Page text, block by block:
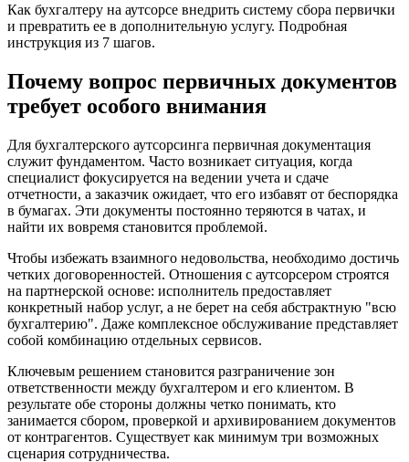
Как бухгалтеру на аутсорсе внедрить систему сбора первички
и превратить ее в дополнительную услугу. Подробная
инструкция из 7 шагов.
Почему вопрос первичных документов
требует особого внимания
Для бухгалтерского аутсорсинга первичная документация
служит фундаментом. Часто возникает ситуация, когда
специалист фокусируется на ведении учета и сдаче
отчетности, а заказчик ожидает, что его избавят от беспорядка
в бумагах. Эти документы постоянно теряются в чатах, и
найти их вовремя становится проблемой.
Чтобы избежать взаимного недовольства, необходимо достичь
четких договоренностей. Отношения с аутсорсером строятся
на партнерской основе: исполнитель предоставляет
конкретный набор услуг, а не берет на себя абстрактную "всю
бухгалтерию". Даже комплексное обслуживание представляет
собой комбинацию отдельных сервисов.
Ключевым решением становится разграничение зон
ответственности между бухгалтером и его клиентом. В
результате обе стороны должны четко понимать, кто
занимается сбором, проверкой и архивированием документов
от контрагентов. Существует как минимум три возможных
сценария сотрудничества.